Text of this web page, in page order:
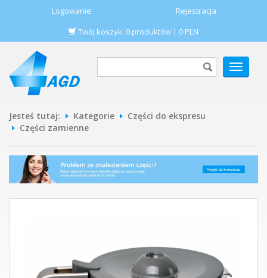
Logowanie
Rejestracja
Twój koszyk: 0 produktów | 0 PLN
POKAŻ
MENU
Jesteś tutaj: Kategorie
Części do ekspresu
Części zamienne